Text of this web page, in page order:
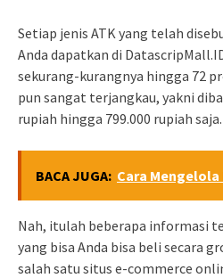
Setiap jenis ATK yang telah
Anda dapatkan di
sekurang-kurangnya hingga 72
pun sangat terjangkau, yakni
rupiah hingga 799.000 rupiah saja.
BACA JUGA: Cara
Nah, itulah beberapa informasi
yang bisa Anda bisa beli secara
salah satu situs e-commerce